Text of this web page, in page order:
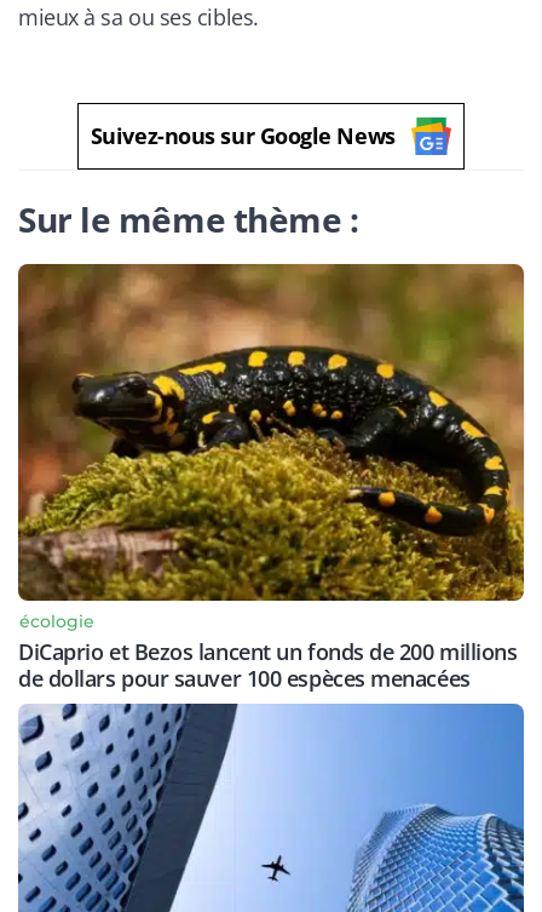
mieux à sa ou ses cibles.
Suivez-nous sur Google News
Sur le même thème :
écologie
DiCaprio et Bezos lancent un fonds de 200 millions
de dollars pour sauver 100 espèces menacées